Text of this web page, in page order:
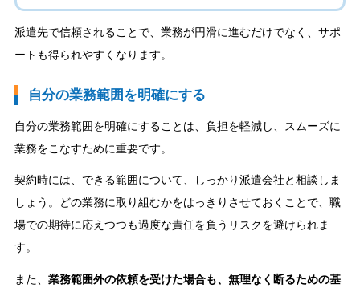
派遣先で信頼されることで、業務が円滑に進むだけでなく、サポ
ートも得られやすくなります。
自分の業務範囲を明確にする
自分の業務範囲を明確にすることは、負担を軽減し、スムーズに
業務をこなすために重要です。
契約時には、できる範囲について、しっかり派遣会社と相談しま
しょう。どの業務に取り組むかをはっきりさせておくことで、職
場での期待に応えつつも過度な責任を負うリスクを避けられま
す。
また、 業務範囲外の依頼を受けた場合も、無理なく断るための基